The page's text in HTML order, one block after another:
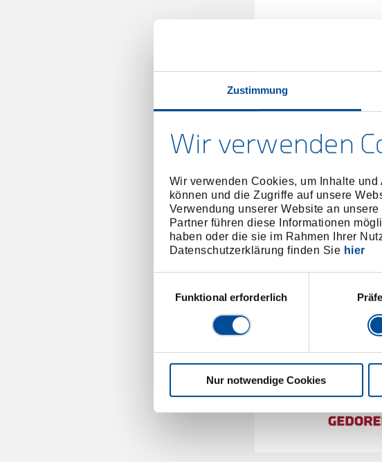
Zustimmung
Wir verwenden
Wir verwenden Cookies, um Inhalte
können und die Zugriffe auf unsere
Verwendung unserer Website an
Partner führen diese Informationen
haben oder die sie im Rahmen Ihrer
Datenschutzerklärung finden Sie hier
Funktional erforderlich
Nur notwendige Cookies
Blockierwerkzeug,
3301940